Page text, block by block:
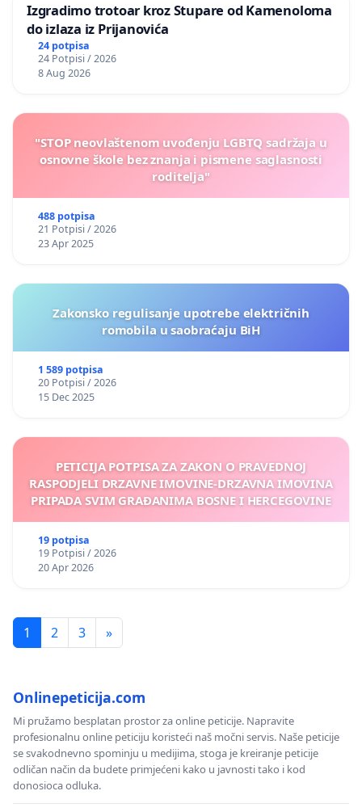
Izgradimo trotoar kroz Stupare od Kamenoloma
do izlaza iz Prijanovića
24 potpisa
24 Potpisi / 2026
8 Aug 2026
"STOP neovlaštenom uvođenju LGBTQ sadržaja u
osnovne škole bez znanja i pismene saglasnosti
roditelja"
488 potpisa
21 Potpisi / 2026
23 Apr 2025
Zakonsko regulisanje upotrebe električnih
romobila u saobraćaju BiH
1 589 potpisa
20 Potpisi / 2026
15 Dec 2025
PETICIJA POTPISA ZA ZAKON O PRAVEDNOJ
RASPODJELI DRZAVNE IMOVINE-DRZAVNA IMOVINA
PRIPADA SVIM GRAĐANIMA BOSNE I HERCEGOVINE
19 potpisa
19 Potpisi / 2026
20 Apr 2026
1 2 3 »
Onlinepeticija.com
Mi pružamo besplatan prostor za online peticije. Napravite
profesionalnu online peticiju koristeći naš močni servis. Naše peticije
se svakodnevno spominju u medijima, stoga je kreiranje peticije
odličan način da budete primjećeni kako u javnosti tako i kod
donosioca odluka.